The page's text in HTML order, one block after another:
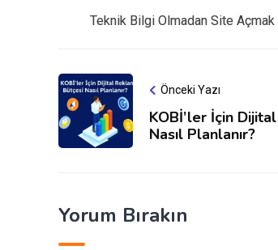
Teknik Bilgi Olmadan Site Açmak
Önceki Yazı
KOBİ’ler İçin
Nasıl Planlanır?
Yorum Bırakın